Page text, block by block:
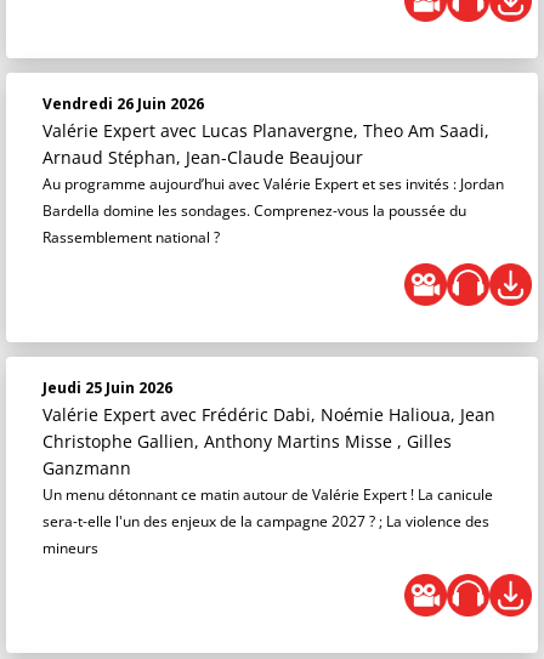
Vendredi 26 Juin 2026
Valérie Expert avec Lucas Planavergne, Theo Am Saadi,
Arnaud Stéphan, Jean-Claude Beaujour
Au programme aujourd’hui avec Valérie Expert et ses invités : Jordan
Bardella domine les sondages. Comprenez-vous la poussée du
Rassemblement national ?
Jeudi 25 Juin 2026
Valérie Expert avec Frédéric Dabi, Noémie Halioua, Jean
Christophe Gallien, Anthony Martins Misse , Gilles
Ganzmann
Un menu détonnant ce matin autour de Valérie Expert ! La canicule
sera-t-elle l'un des enjeux de la campagne 2027 ? ; La violence des
mineurs